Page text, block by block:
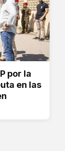
por la
en las